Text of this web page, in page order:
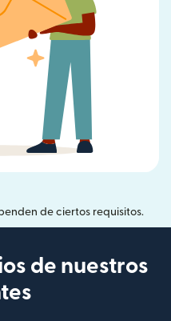
de ciertos requisitos.
de nuestros